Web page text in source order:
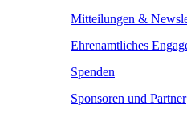
Mitteilungen &
Ehrenamtliches
Spenden
Sponsoren und Partner